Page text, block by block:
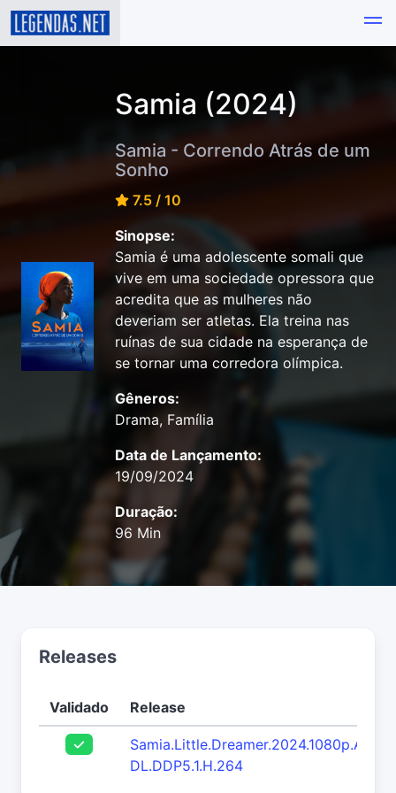
Samia (2024)
Samia - Correndo Atrás de um
Sonho
7.5 / 10
Sinopse:
Samia é uma adolescente somali que
vive em uma sociedade opressora que
acredita que as mulheres não
deveriam ser atletas. Ela treina nas
ruínas de sua cidade na esperança de
se tornar uma corredora olímpica.
Gêneros:
Drama, Família
Data de Lançamento:
19/09/2024
Duração:
96 Min
Releases
Validado Release
DL.DDP5.1.H.264